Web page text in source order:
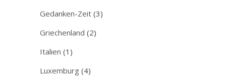
Gedanken-Zeit (3)
Griechenland (2)
Italien (1)
Luxemburg (4)